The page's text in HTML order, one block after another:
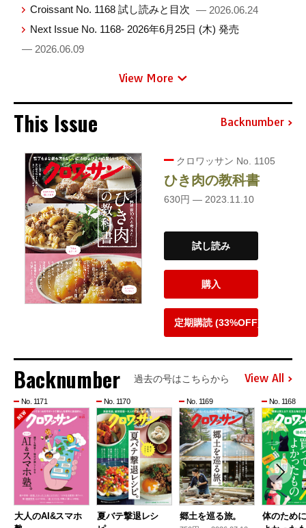
Croissant No. 1168 試し読みと目次 — 2026.06.24
Next Issue No. 1168- 2026年6月25日 (木) 発売
— 2026.06.09
View More
This Issue Backnumber
クロワッサン No. 1105
ひき肉の教科書
630円 — 2023.11.10
試し読み
購入
定期購読 (33%OFF)
Backnumber 過去の号はこちらから View All
No. 1171
大人のAI&スマホ
No. 1170
夏バテ撃退レシ
No. 1169
郷土を巡る旅。
No. 1168
体のため